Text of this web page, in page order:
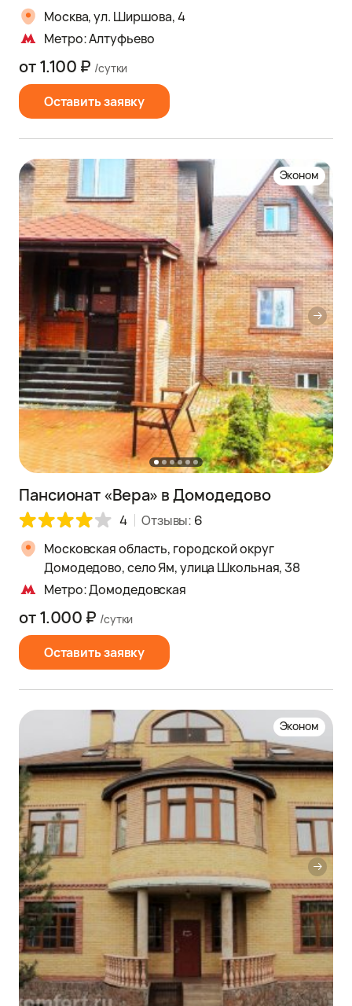
Москва, ул. Ширшова, 4
Метро: Алтуфьево
Оставить заявку
от 1.100 ₽ /сутки
Эконом
Пансионат «Вера» в Домодедово
4 Отзывы: 6
Московская область, городской округ
Домодедово, село Ям, улица Школьная, 38
Метро: Домодедовская
Оставить заявку
от 1.000 ₽ /сутки
Эконом